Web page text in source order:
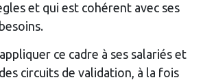
et qui est cohérent avec ses
ce cadre à ses salariés et
circuits de validation, à la fois